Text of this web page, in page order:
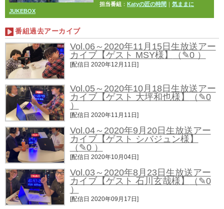
担当番組 ： Katyの匠の時間 ｜ 気ままに
JUKEBOX
番組過去アーカイブ
Vol.06～2020年11月15日生放送アー
カイブ【ゲスト MSY様】
（✎0 ）
[配信日 2020年12月11日]
Vol.05～2020年10月18日生放送アー
カイブ【ゲスト 大坪和也様】
（✎0
）
[配信日 2020年11月11日]
Vol.04～2020年9月20日生放送アー
カイブ【ゲスト シバジュン様】
（✎0 ）
[配信日 2020年10月04日]
Vol.03～2020年8月23日生放送アー
カイブ【ゲスト 石川玄哉様】
（✎0
）
[配信日 2020年09月17日]